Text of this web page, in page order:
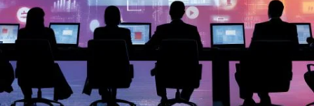
Bubendorf
Bubikon
Burgdorf
Bäretswil